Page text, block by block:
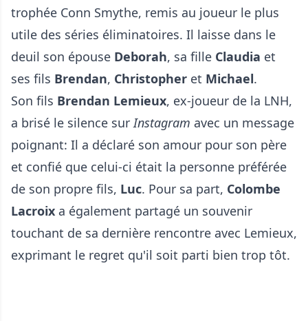
trophée Conn Smythe, remis au joueur le plus
utile des séries éliminatoires. Il laisse dans le
deuil son épouse Deborah, sa fille Claudia et
ses fils Brendan, Christopher et Michael.
Son fils Brendan Lemieux, ex-joueur de la LNH,
a brisé le silence surInstagram avec un message
poignant: Il a déclaré son amour pour son père
et confié que celui-ci était la personne préférée
de son propre fils, Luc. Pour sa part, Colombe
Lacroix a également partagé un souvenir
touchant de sa dernière rencontre avec Lemieux,
exprimant le regret qu'il soit parti bien trop tôt.